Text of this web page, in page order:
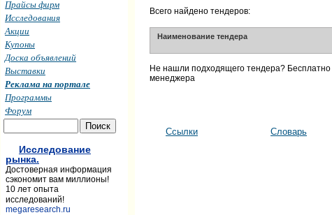
Всего найдено тендеров:
Наименование тендера
Не нашли подходящего тендера? Бесплатно
менеджера
Ссылки Словарь
Прайсы фирм
Исследования
Акции
Купоны
Доска объявлений
Выставки
Реклама на портале
Программы
Форум
Исследование
рынка.
Достоверная информация
сэкономит вам миллионы!
10 лет опыта
исследований!
megaresearch.ru